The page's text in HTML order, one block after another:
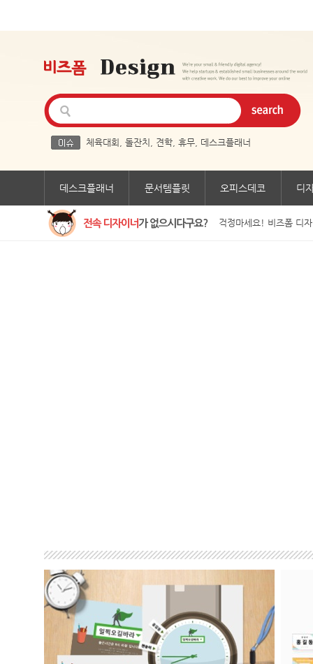
체육대회 돌잔치 견학, 휴무, 데스크플래너
데스크플래너 문서템플릿 오피스데코 디
걱정마세요! 비즈폼 디